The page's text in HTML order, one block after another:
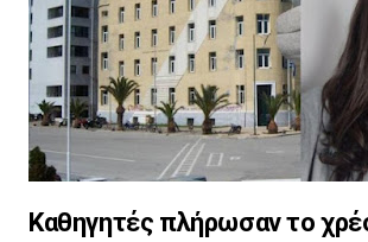
Καθηγητές πλήρωσαν το